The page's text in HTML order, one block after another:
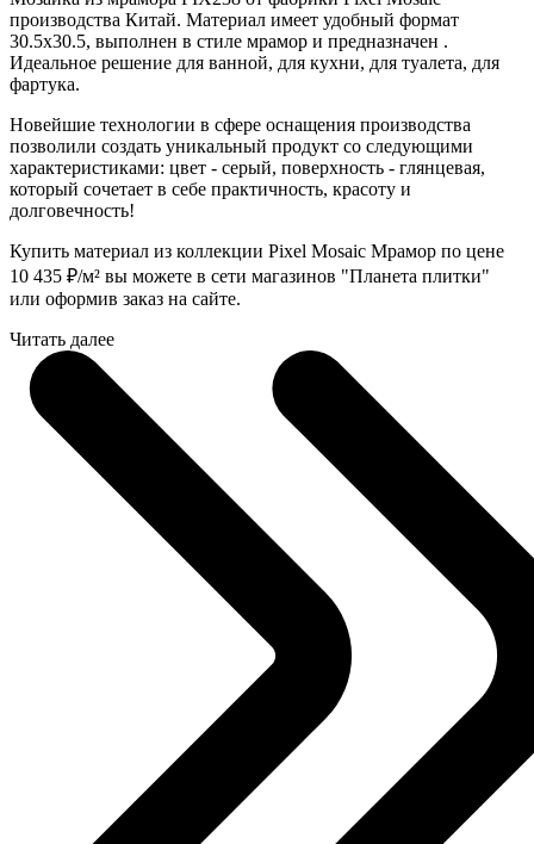
производства Китай. Материал имеет удобный формат
30.5x30.5, выполнен в стиле мрамор и предназначен .
Идеальное решение для ванной, для кухни, для туалета, для
фартука.
Новейшие технологии в сфере оснащения производства
позволили создать уникальный продукт со следующими
характеристиками: цвет - серый, поверхность - глянцевая,
который сочетает в себе практичность, красоту и
долговечность!
Купить материал из коллекции Pixel Mosaic Мрамор по цене
10 435 ₽/м² вы можете в сети магазинов "Планета плитки"
или оформив заказ на сайте.
Читать далее